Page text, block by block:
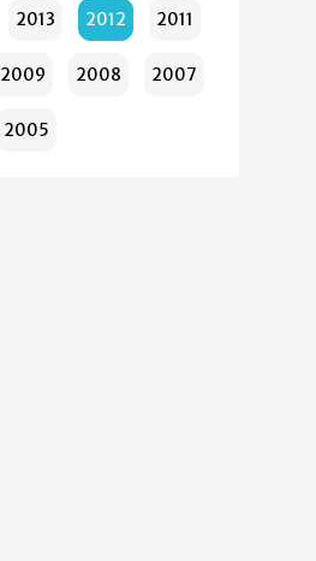
2013 2012 2011
2009 2008 2007
2005